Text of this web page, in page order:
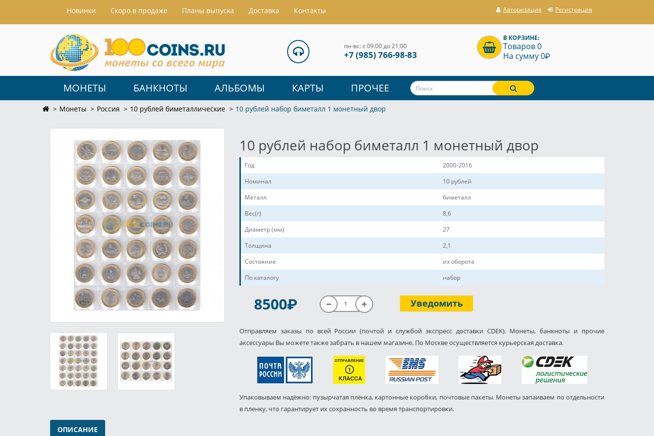
Hовинки Скоро в продаже Планы выпуска Доставка Контакты Авторизация Регистрация
пн-вс: с 09:00 до 21:00
+7 (985) 766-98-83
В КОРЗИНЕ:
Товаров 0
На сумму 0P
МОНЕТЫ БАНКНОТЫ АЛЬБОМЫ КАРТЫ ПРОЧЕЕ
Монеты Россия 10 рублей биметаллические 10 рублей набор биметалл 1 монетный двор
10 рублей набор биметалл 1 монетный двор
Год
2000-2016
Номинал
10 рублей
Металл
биметалл
Вес(г)
8,6
Диаметр (мм)
27
Толщина
2,1
Состояние
из оборота
По каталогу
набор
8500P Уведомить
Отправляем заказы по всей России (почтой и службой экспресс доставки CDEK). Монеты, банкноты и прочие
аксессуары Вы можете также забрать в нашем магазине. По Москве осуществляется курьерская доставка.
Упаковываем надёжно: пузырчатая плёнка, картонные коробки, почтовые пакеты. Монеты запаиваем по отдельности
в пленку, что гарантирует их сохранность во время транспортировки.
ОПИСАНИЕ